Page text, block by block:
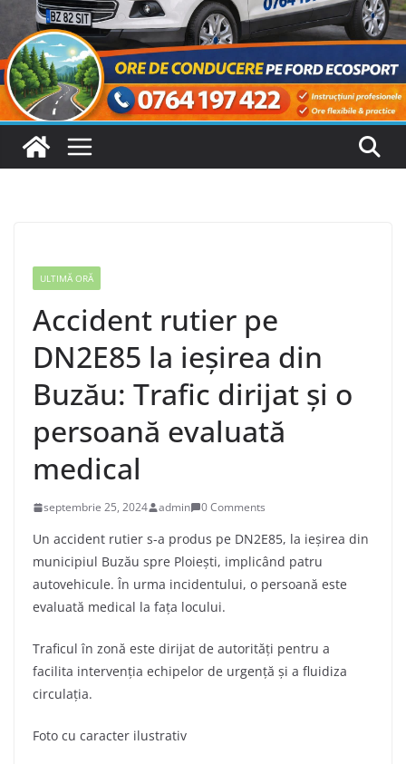
ULTIMĂ ORĂ
Accident rutier pe
DN2E85 la ieșirea din
Buzău: Trafic dirijat și o
persoană evaluată
medical
septembrie 25, 2024 admin 0 Comments
Un accident rutier s-a produs pe DN2E85, la ieșirea din
municipiul Buzău spre Ploiești, implicând patru
autovehicule. În urma incidentului, o persoană este
evaluată medical la fața locului.
Traficul în zonă este dirijat de autorități pentru a
facilita intervenția echipelor de urgență și a fluidiza
circulația.
Foto cu caracter ilustrativ